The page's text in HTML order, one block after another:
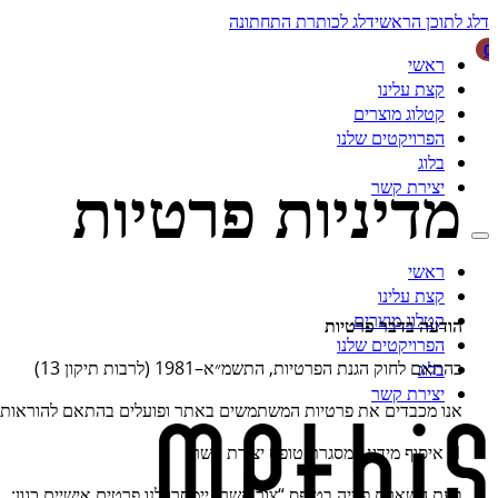
דלג לתוכן הראשידלג לכותרת התחתונה
0
ראשי
קצת עלינו
קטלוג מוצרים
הפרויקטים שלנו
בלוג
יצירת קשר
ראשי
קצת עלינו
קטלוג מוצרים
הפרויקטים שלנו
בלוג
יצירת קשר
מדיניות פרטיות
הודעה בדבר פרטיות
בהתאם לחוק הגנת הפרטיות, התשמ״א–1981 (לרבות תיקון 13)
אנו מכבדים את פרטיות המשתמשים באתר ופועלים בהתאם להוראות
1. איסוף מידע במסגרת טופס יצירת קשר